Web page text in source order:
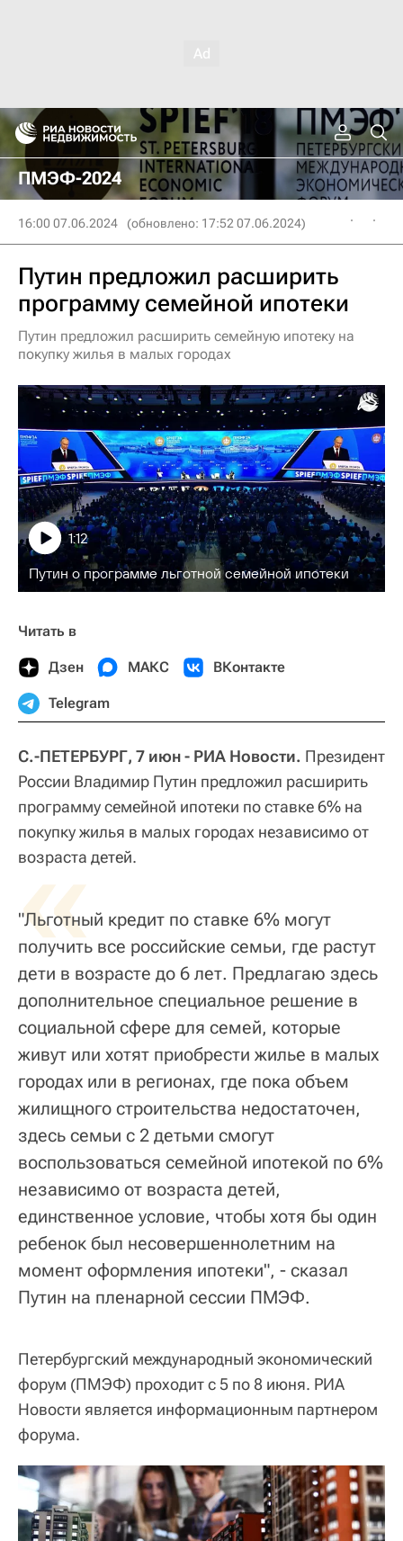
ПМЭФ-2024
16:00 07.06.2024 (обновлено: 17:52 07.06.2024)
Путин предложил расширить
программу семейной ипотеки
Путин предложил расширить семейную ипотеку на
покупку жилья в малых городах
Путин о программе льготной семейной ипотеки
1:12
Читать в
Дзен МАКС ВКонтакте
Telegram
С.-ПЕТЕРБУРГ, 7 июн - РИА Новости. Президент
России Владимир Путин предложил расширить
программу семейной ипотеки по ставке 6% на
покупку жилья в малых городах независимо от
возраста детей.
«
"Льготный кредит по ставке 6% могут
получить все российские семьи, где растут
дети в возрасте до 6 лет. Предлагаю здесь
дополнительное специальное решение в
социальной сфере для семей, которые
живут или хотят приобрести жилье в малых
городах или в регионах, где пока объем
жилищного строительства недостаточен,
здесь семьи с 2 детьми смогут
воспользоваться семейной ипотекой по 6%
независимо от возраста детей,
единственное условие, чтобы хотя бы один
ребенок был несовершеннолетним на
момент оформления ипотеки", - сказал
Путин на пленарной сессии ПМЭФ.
Петербургский международный экономический
форум (ПМЭФ) проходит с 5 по 8 июня. РИА
Новости является информационным партнером
форума.